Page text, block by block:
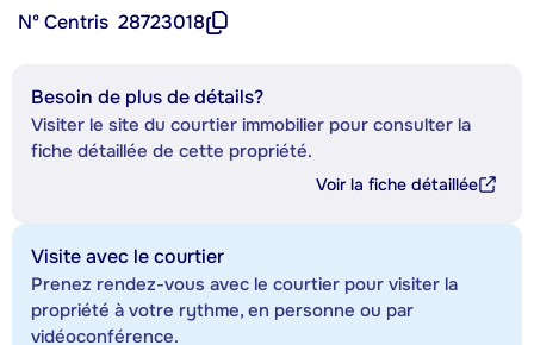
Nº Centris 28723018
Besoin de plus de détails?
Visiter le site du courtier immobilier pour consulter la
fiche détaillée de cette propriété.
Voir la fiche détaillée
Visite avec le courtier
Prenez rendez-vous avec le courtier pour visiter la
propriété à votre rythme, en personne ou par
vidéoconférence.